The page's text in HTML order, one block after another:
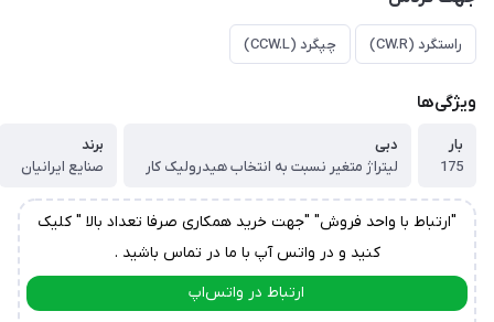
راستگرد (CW.R) چپگرد (CCW.L)
ویژگی‌ها
بار
175
دبی
لیتراژ متغیر نسبت به انتخاب هیدرولیک کار
برند
صنایع ایرانیان
"ارتباط با واحد فروش" "جهت خرید همکاری صرفا تعداد بالا " کلیک
کنید و در واتس آپ با ما در تماس باشید .
ارتباط در واتس‌اپ